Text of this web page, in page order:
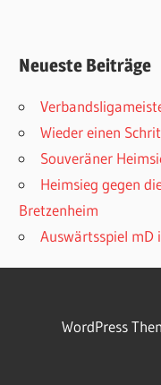
Neueste Beiträge
Wieder einen
Souveräner
Heimsieg gegen
Bretzenheim
Auswärtsspiel mD
WordPress